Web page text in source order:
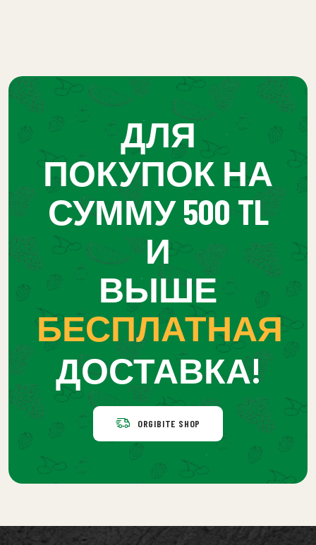
ДЛЯ
ПОКУПОК НА
СУММУ 500 TL
И
ВЫШЕ
БЕСПЛАТНАЯ
ДОСТАВКА!
ORGIBITE SHOP